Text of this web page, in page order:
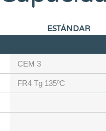
ESTÁNDAR
CEM 3
FR4 Tg 135ºC